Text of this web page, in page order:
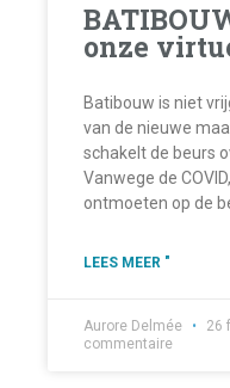
onze
Batibouw is niet
van de nieuwe
schakelt de beurs
Vanwege de
ontmoeten op de
LEES MEER "
Aurore Delmée 26
commentaire